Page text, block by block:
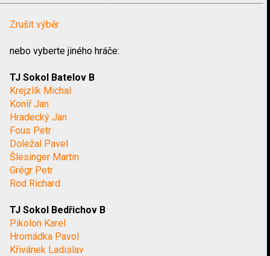
Zrušit výběr
nebo vyberte jiného hráče:
TJ Sokol Batelov B
Krejzlík Michal
Koníř Jan
Hradecký Jan
Fous Petr
Doležal Pavel
Šlesinger Martin
Grégr Petr
Rod Richard
TJ Sokol Bedřichov B
Pikolon Karel
Hromádka Pavol
Křivánek Ladislav